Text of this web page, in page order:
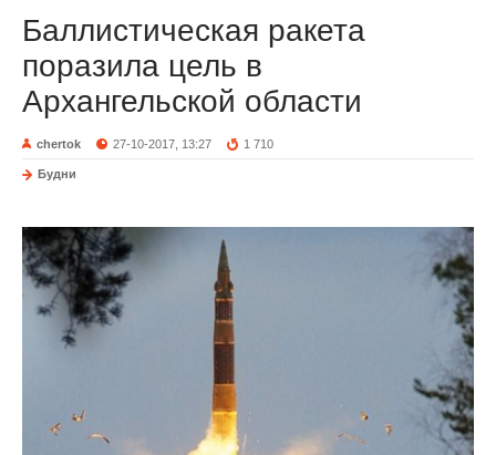
Баллистическая ракета
поразила цель в
Архангельской области
chertok 27-10-2017, 13:27 1 710
Будни